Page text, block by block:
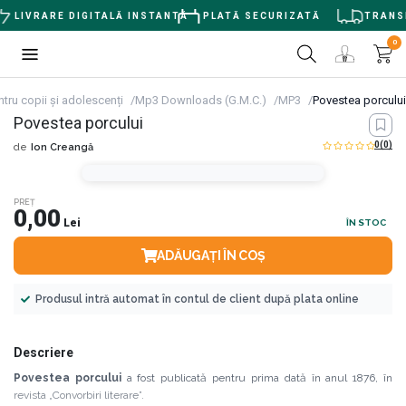
LIVRARE DIGITALĂ INSTANTĂ PLATĂ SECURIZATĂ
0
copii și adolescenți Mp3 Downloads (G.M.C.) MP3 Povestea porcului
Povestea porcului
de Ion Creangă 0(0)
PREȚ
0,00 Lei ÎN STOC
ADĂUGAȚI ÎN COȘ
Produsul intră automat în contul de client după plata online
Descriere
Povestea porculuia fost publicată pentru prima dată în anul 1876, în
revista „Convorbiri literare”.